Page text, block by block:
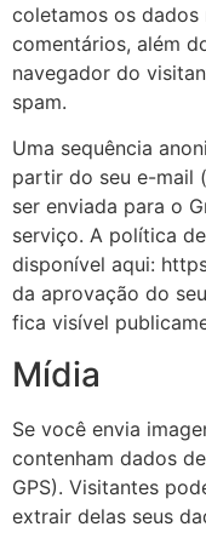
coletamos os
comentários, além
navegador do
spam.
Uma sequência
partir do seu e-mail
ser enviada para o
serviço. A política
disponível aqui:
da aprovação do
fica visível
Mídia
Se você envia
contenham dados
GPS). Visitantes
extrair delas seus